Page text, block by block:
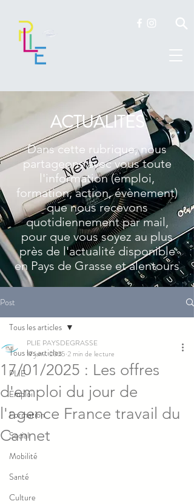
ACTUALITES
Dans cette rubrique, nous
partageons avec vous toute
l'information (emploi,
formation, action, évènement)
que nous recevons
quotidiennement par mail,
pour que vous soyez au plus
près de l'actualité disponible
en Pays de Grasse et alentours
Post
Tous les articles
PLIE
Emploi
Formation
Social
Mobilité
Santé
Culture
Tous les articles
17/01/2025 : Les offres
d'emploi du jour de
l'agence France travail du
Cannet
PLIE PAYSDEGRASSE
17 janv. 2025 2 min de lecture